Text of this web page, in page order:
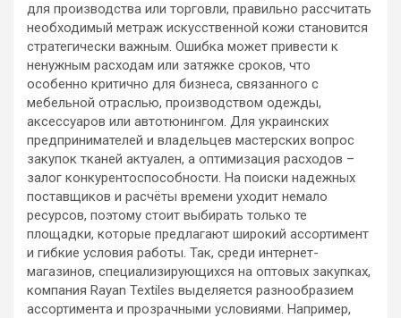
для производства или торговли, правильно рассчитать
необходимый метраж искусственной кожи становится
стратегически важным. Ошибка может привести к
ненужным расходам или затяжке сроков, что
особенно критично для бизнеса, связанного с
мебельной отраслью, производством одежды,
аксессуаров или автотюнингом. Для украинских
предпринимателей и владельцев мастерских вопрос
закупок тканей актуален, а оптимизация расходов –
залог конкурентоспособности. На поиски надежных
поставщиков и расчёты времени уходит немало
ресурсов, поэтому стоит выбирать только те
площадки, которые предлагают широкий ассортимент
и гибкие условия работы. Так, среди интернет-
магазинов, специализирующихся на оптовых закупках,
компания Rayan Textiles выделяется разнообразием
ассортимента и прозрачными условиями. Например,